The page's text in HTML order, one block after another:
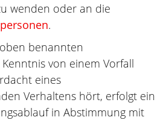
wenden oder an die
.
benannten
von einem Vorfall
eines
Verhaltens hört, erfolgt ein
in Abstimmung mit